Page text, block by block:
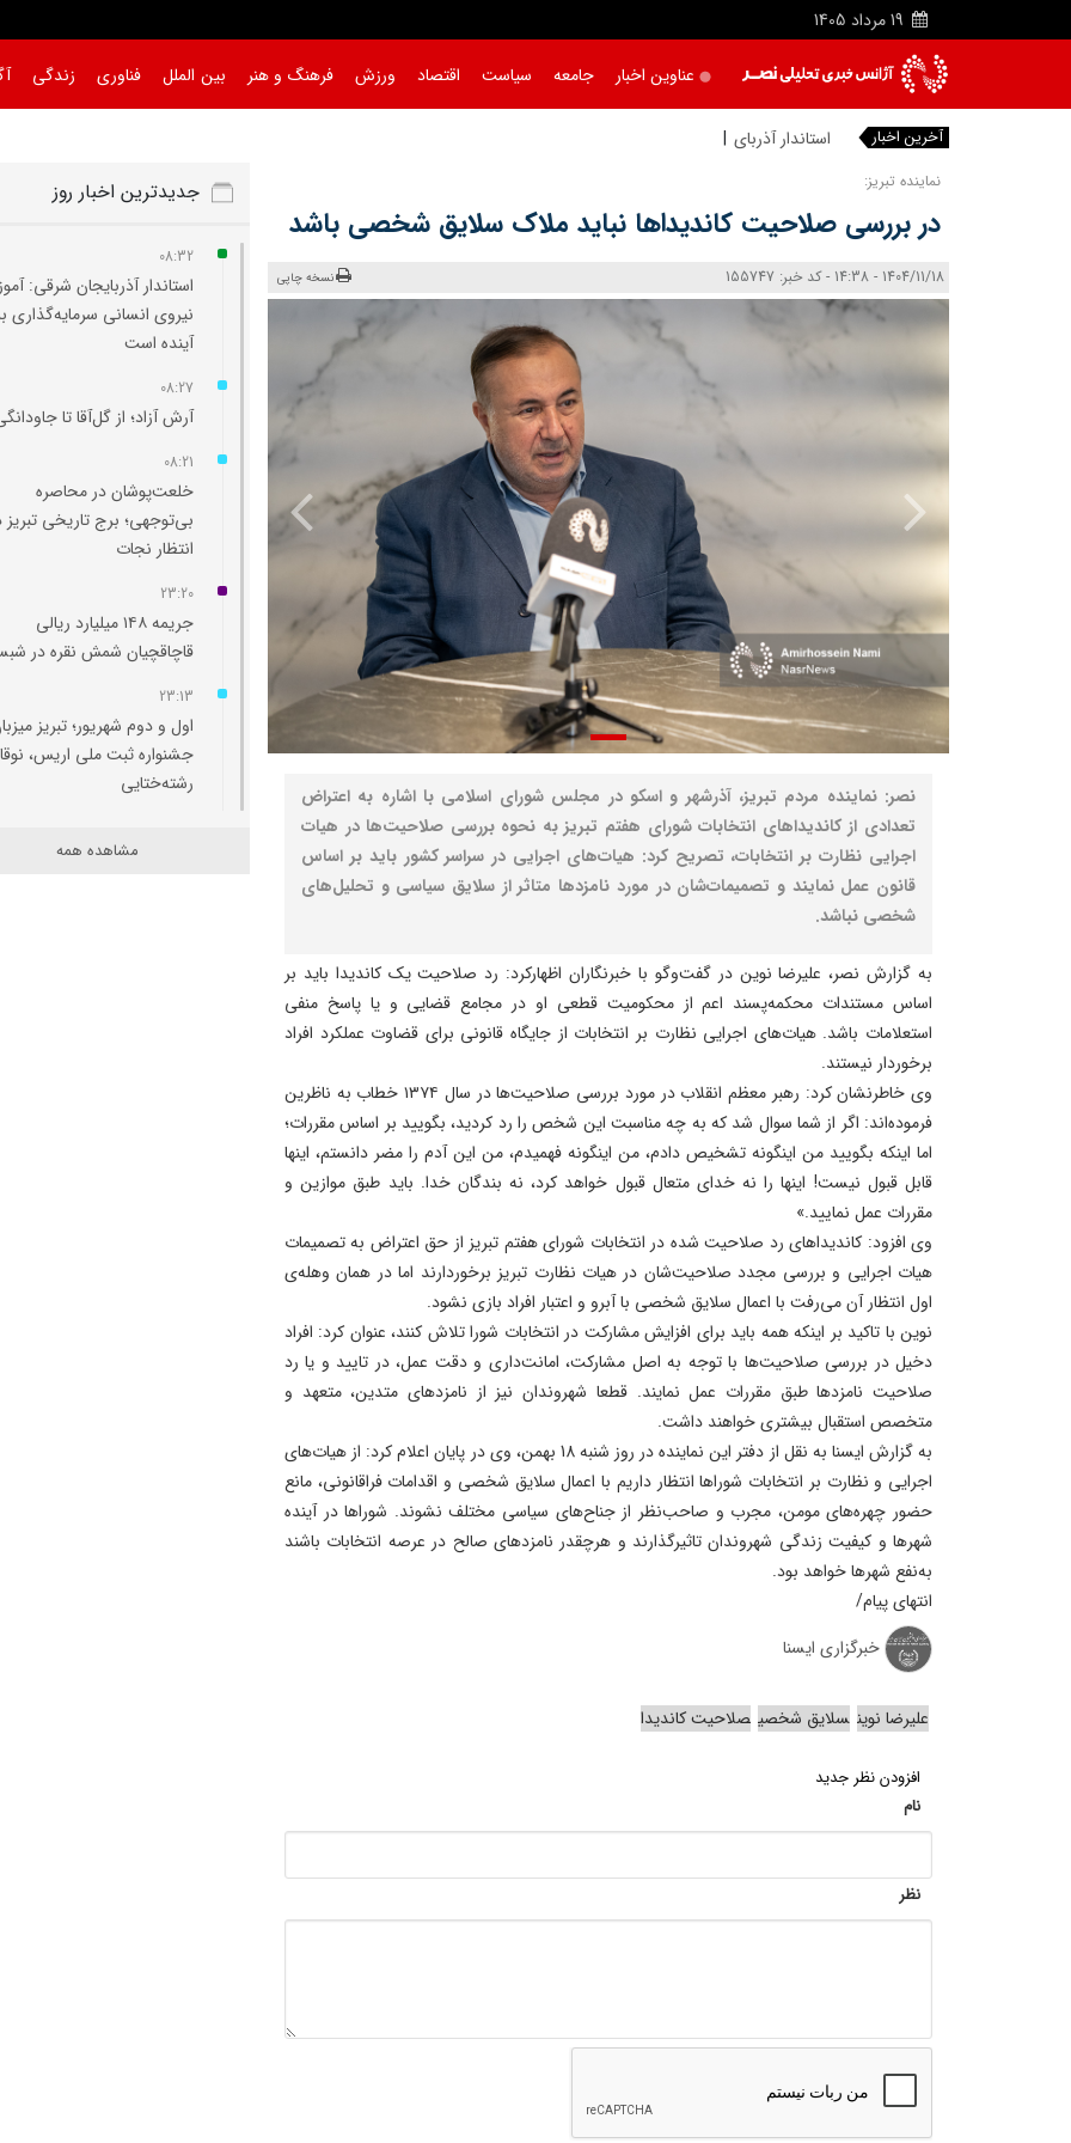
19 مرداد 1405
عناوین اخبار جامعه سیاست اقتصاد ورزش فرهنگ و هنر بین الملل فناوری زندگی
آخرین اخبار استاندار آذربایجان شرقی:
نماینده تبریز:
در بررسی صلاحیت کاندیداها نباید ملاک سلایق شخصی باشد
1404/11/18 - 14:38 - کد خبر: 155747 نسخه چاپی
نصر: نماینده مردم تبریز، آذرشهر و اسکو در مجلس شورای اسلامی با اشاره به اعتراض
تعدادی از کاندیداهای انتخابات شورای هفتم تبریز به نحوه بررسی صلاحیت‌ها در هیات
اجرایی نظارت بر انتخابات، تصریح کرد: هیات‌های اجرایی در سراسر کشور باید بر اساس
قانون عمل نمایند و تصمیمات‌شان در مورد نامزدها متاثر از سلایق سیاسی و تحلیل‌های
شخصی نباشد.
به گزارش نصر، علیرضا نوین در گفت‌وگو با خبرنگاران اظهارکرد: رد صلاحیت یک کاندیدا باید بر
اساس مستندات محکمه‌پسند اعم از محکومیت قطعی او در مجامع قضایی و یا پاسخ منفی
استعلامات باشد. هیات‌های اجرایی نظارت بر انتخابات از جایگاه قانونی برای قضاوت عملکرد افراد
برخوردار نیستند.
وی خاطرنشان کرد: رهبر معظم انقلاب در مورد بررسی صلاحیت‌ها در سال ۱۳۷۴ خطاب به ناظرین
فرموده‌اند: اگر از شما سوال شد که به چه مناسبت این شخص را رد کردید، بگویید بر اساس مقررات؛
اما اینکه بگویید من اینگونه تشخیص دادم، من اینگونه فهمیدم، من این آدم را مضر دانستم، اینها
قابل قبول نیست! اینها را نه خدای متعال قبول خواهد کرد، نه بندگان خدا. باید طبق موازین و
مقررات عمل نمایید.»
وی افزود: کاندیداهای رد صلاحیت شده در انتخابات شورای هفتم تبریز از حق اعتراض به تصمیمات
هیات اجرایی و بررسی مجدد صلاحیت‌شان در هیات‌ نظارت تبریز برخوردارند اما در همان وهله‌ی
اول انتظار آن می‌رفت با اعمال سلایق شخصی با آبرو و اعتبار افراد بازی نشود.
نوین با تاکید بر اینکه همه باید برای افزایش مشارکت در انتخابات شورا تلاش کنند، عنوان کرد: افراد
دخیل در بررسی صلاحیت‌ها با توجه به اصل مشارکت، امانت‌داری و دقت عمل، در تایید و یا رد
صلاحیت نامزدها طبق مقررات عمل نمایند. قطعا شهروندان نیز از نامزدهای متدین، متعهد و
متخصص استقبال بیشتری خواهند داشت.
به گزارش ایسنا به نقل از دفتر این نماینده در روز شنبه 18 بهمن، وی در پایان اعلام کرد: از هیات‌های
اجرایی و نظارت بر انتخابات شوراها انتظار داریم با اعمال سلایق شخصی و اقدامات فراقانونی، مانع
حضور چهره‌های مومن، مجرب و صاحب‌نظر از جناح‌های سیاسی مختلف نشوند. شوراها در آینده
شهرها و کیفیت زندگی شهروندان تاثیرگذارند و هرچقدر نامزدهای صالح در عرصه انتخابات باشند
به‌نفع شهرها خواهد بود.
انتهای پیام/
خبرگزاری ایسنا
علیرضا نوین سلایق شخصی صلاحیت کاندیدا
افزودن نظر جدید
نام
نظر
جدیدترین اخبار روز
08:32
استاندار آذربایجان شرقی:
نیروی انسانی سرمایه‌گذاری
آینده است
08:27
آرش آزاد؛ از گل‌آقا تا
08:21
خلعت‌پوشان در محاصره
بی‌توجهی؛ برج تاریخی تبریز
انتظار نجات
23:20
جریمه ۱۴۸ میلیارد ریالی
قاچاقچیان شمش نقره در
23:13
اول و دوم شهریور؛ تبریز
جشنواره ثبت ملی اریس،
رشته‌ختایی
۲ هزار واحد مسکونی برای
مشاهده همه